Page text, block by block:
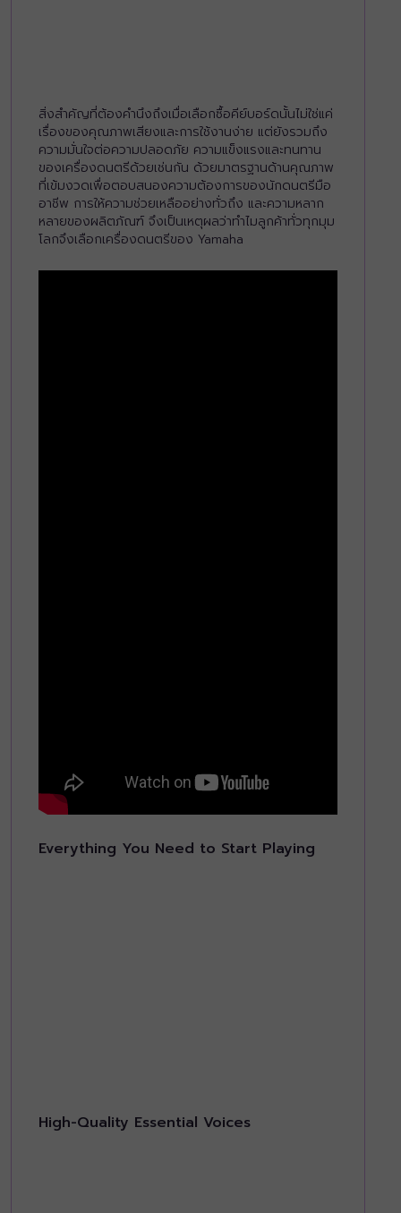
สิ่งสำคัญที่ต้องคำนึงถึงเมื่อเลือกซื้อคีย์บอร์ดนั้นไม่ใช่แค่
เรื่องของคุณภาพเสียงและการใช้งานง่าย แต่ยังรวมถึง
ความมั่นใจต่อความปลอดภัย ความแข็งแรงและทนทาน
ของเครื่องดนตรีด้วยเช่นกัน ด้วยมาตรฐานด้านคุณภาพ
ที่เข้มงวดเพื่อตอบสนองความต้องการของนักดนตรีมือ
อาชีพ การให้ความช่วยเหลืออย่างทั่วถึง และความหลาก
หลายของผลิตภัณฑ์ จึงเป็นเหตุผลว่าทำไมลูกค้าทั่วทุกมุม
โลกจึงเลือกเครื่องดนตรีของ Yamaha
Everything You Need to Start Playing
High-Quality Essential Voices